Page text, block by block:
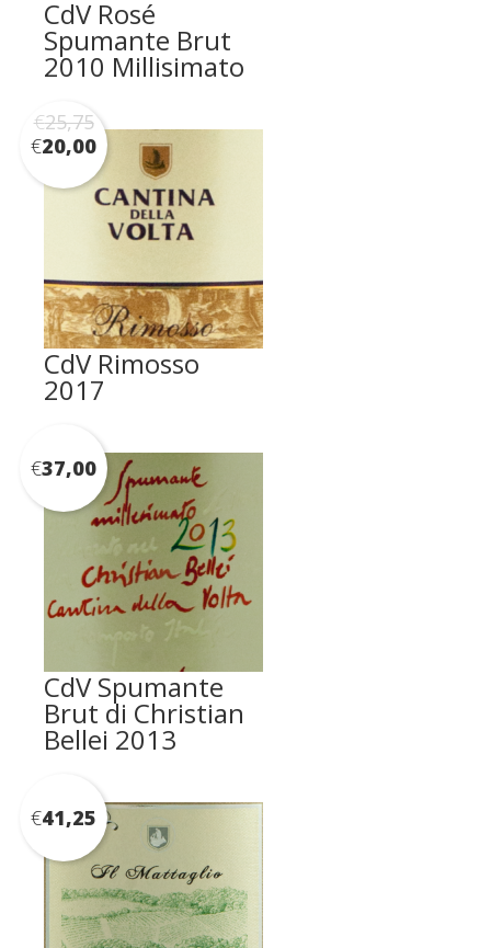
CdV Rosé
Spumante Brut
2010 Millisimato
CdV Rimosso
2017
€25,75
€20,00
CdV Spumante
Brut di Christian
Bellei 2013
€37,00
€41,25